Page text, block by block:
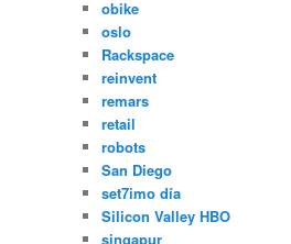
obike
oslo
Rackspace
reinvent
remars
retail
robots
San Diego
set7imo día
Silicon Valley HBO
singapur